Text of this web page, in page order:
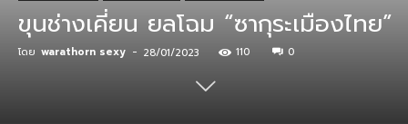
ขุนช่างเคี่ยน ยลโฉม “ซากุระเมืองไทย”
โดย warathorn sexy - 28/01/2023 110 0